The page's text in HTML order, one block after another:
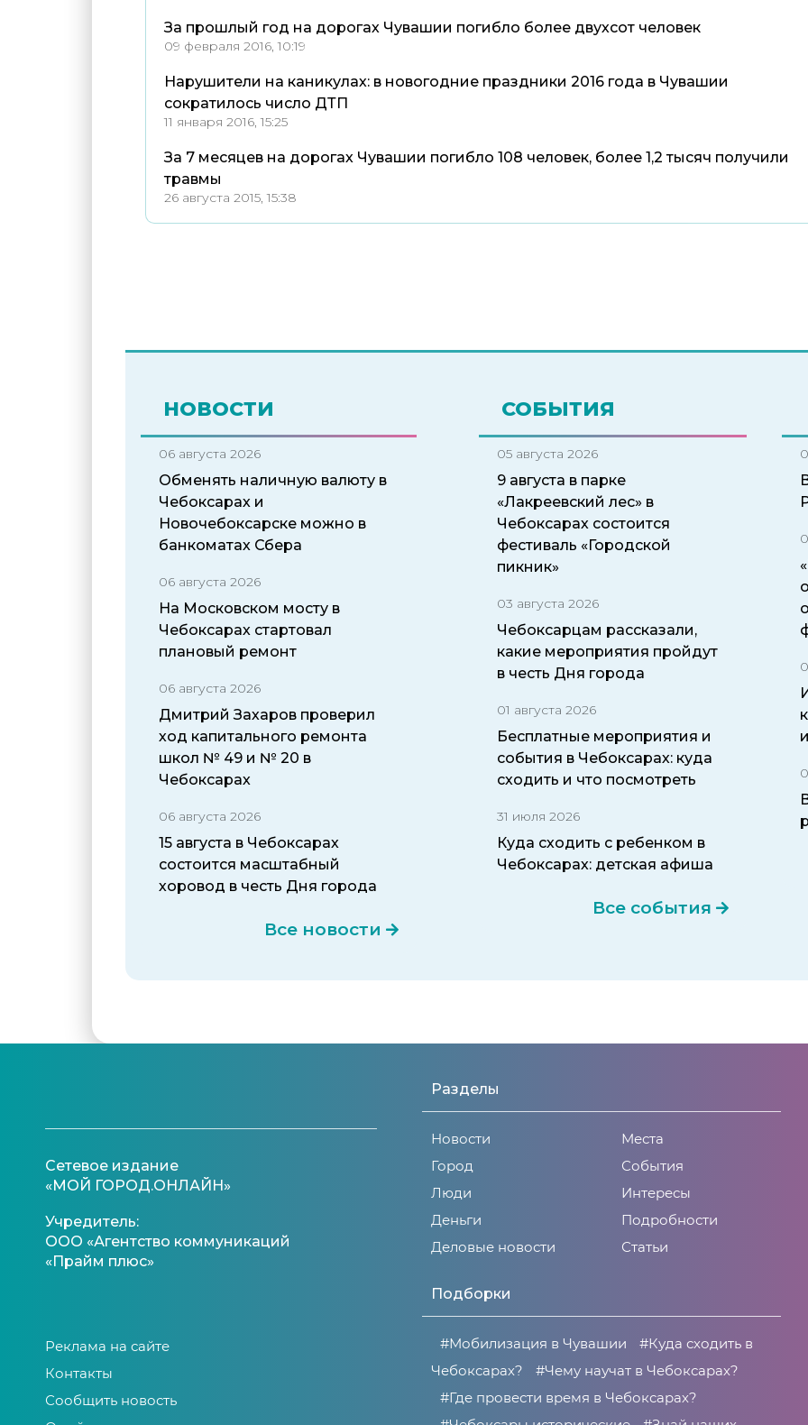
За прошлый год на дорогах Чувашии погибло более двухсот человек
09 февраля 2016, 10:19
Нарушители на каникулах: в новогодние праздники 2016 года в Чувашии
сократилось число ДТП
11 января 2016, 15:25
За 7 месяцев на дорогах Чувашии погибло 108 человек, более 1,2 тысяч получили
травмы
26 августа 2015, 15:38
НОВОСТИ
06 августа 2026
Обменять наличную валюту в
Чебоксарах и
Новочебоксарске можно в
банкоматах Сбера
06 августа 2026
На Московском мосту в
Чебоксарах стартовал
плановый ремонт
06 августа 2026
Дмитрий Захаров проверил
ход капитального ремонта
школ № 49 и № 20 в
Чебоксарах
06 августа 2026
15 августа в Чебоксарах
состоится масштабный
хоровод в честь Дня города
Все новости
СОБЫТИЯ
05 августа 2026
9 августа в парке
«Лакреевский лес» в
Чебоксарах состоится
фестиваль «Городской
пикник»
03 августа 2026
Чебоксарцам рассказали,
какие мероприятия пройдут
в честь Дня города
01 августа 2026
Бесплатные мероприятия и
события в Чебоксарах: куда
сходить и что посмотреть
31 июля 2026
Куда сходить с ребенком в
Чебоксарах: детская афиша
Все события
Сетевое издание
«МОЙ ГОРОД.ОНЛАЙН»
Учредитель:
ООО «Агентство коммуникаций
«Прайм плюс»
Реклама на сайте
Контакты
Сообщить новость
Разделы
Новости
Город
Люди
Деньги
Деловые новости
Места
События
Интересы
Подробности
Статьи
Подборки
#Мобилизация в Чувашии
#Куда сходить в
Чебоксарах?
#Чему научат в Чебоксарах?
#Где провести время в Чебоксарах?